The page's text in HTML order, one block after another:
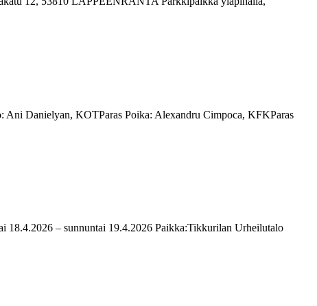
Danielyan, KOTParas Poika: Alexandru Cimpoca, KFKParas
18.4.2026 – sunnuntai 19.4.2026 Paikka:Tikkurilan Urheilutalo